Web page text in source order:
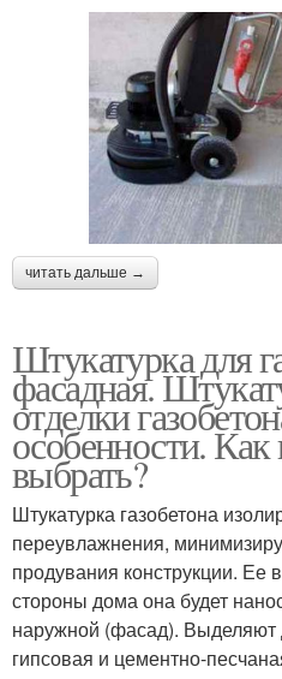
читать дальше →
Штукатурка для
фасадная.
отделки
особенности.
выбрать?
Штукатурка газобетона
переувлажнения,
продувания конструкции. Ее
стороны дома она будет
наружной (фасад). Выделяют
гипсовая и цементно-